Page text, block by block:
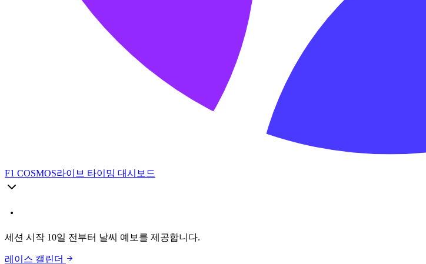
F1 COSMOS라이브 타이밍 대시보드
세션 시작 10일 전부터 날씨 예보를 제공합니다.
레이스 캘린더